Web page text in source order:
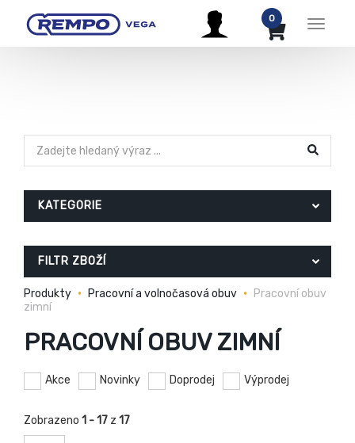
Menu
0
KATEGORIE
FILTR ZBOŽÍ
Produkty Pracovní a volnočasová obuv
Pracovní obuv
zimní
PRACOVNÍ OBUV ZIMNÍ
Akce Novinky Doprodej Výprodej
Zobrazeno 1 - 17 z 17